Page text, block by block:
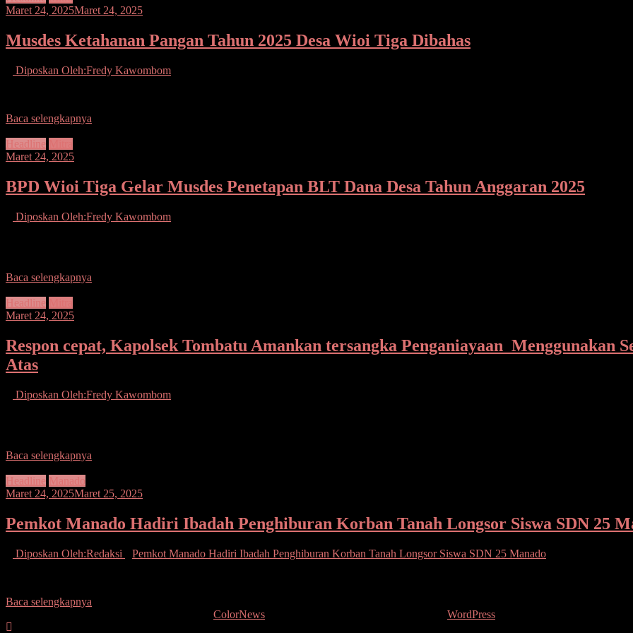
Maret 24, 2025Maret 24, 2025
Musdes Ketahanan Pangan Tahun 2025 Desa Wioi Tiga Dibahas
Diposkan Oleh:Fredy Kawombom
Baca selengkapnya
Headline
Maret 24, 2025
BPD Wioi Tiga Gelar Musdes Penetapan BLT Dana Desa Tahun Anggaran 2025
Diposkan Oleh:Fredy Kawombom
Baca selengkapnya
Headline
Maret 24, 2025
Respon cepat, Kapolsek Tombatu Amankan tersangka Penganiayaan Menggunakan
Atas
Diposkan Oleh:Fredy Kawombom
Baca selengkapnya
Headline Manado
Maret 24, 2025Maret 25, 2025
Pemkot Manado Hadiri Ibadah Penghiburan Korban Tanah Longsor Siswa SDN 25
Diposkan Oleh:Redaksi
Pemkot Manado Hadiri Ibadah Penghiburan Korban Tanah Longsor Siswa SDN 25 Manado
Baca selengkapnya
ColorNews WordPress